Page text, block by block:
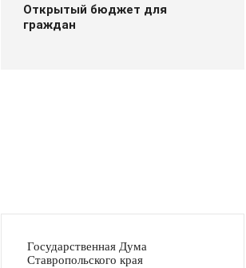
Открытый бюджет для
граждан
Государственная Дума
Ставропольского края